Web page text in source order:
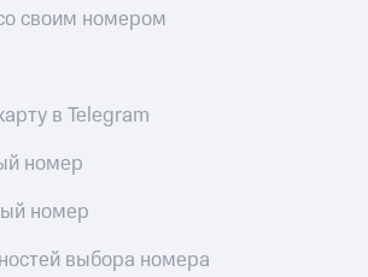
своим номером
в Telegram
номер
номер
выбора номера